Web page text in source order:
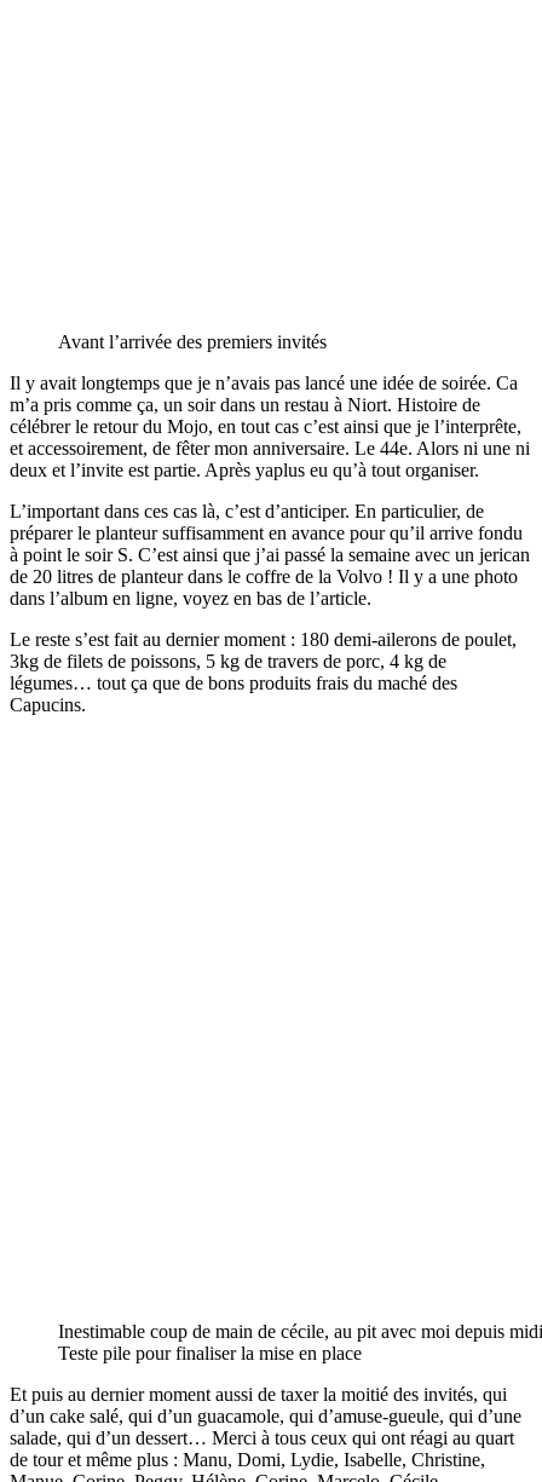
Avant l’arrivée des premiers invités
Il y avait longtemps que je n’avais pas lancé une idée de soirée. Ca
m’a pris comme ça, un soir dans un restau à Niort. Histoire de
célébrer le retour du Mojo, en tout cas c’est ainsi que je l’interprête,
et accessoirement, de fêter mon anniversaire. Le 44e. Alors ni une ni
deux et l’invite est partie. Après yaplus eu qu’à tout organiser.
L’important dans ces cas là, c’est d’anticiper. En particulier, de
préparer le planteur suffisamment en avance pour qu’il arrive fondu
à point le soir S. C’est ainsi que j’ai passé la semaine avec un jerican
de 20 litres de planteur dans le coffre de la Volvo ! Il y a une photo
dans l’album en ligne, voyez en bas de l’article.
Le reste s’est fait au dernier moment : 180 demi-ailerons de poulet,
3kg de filets de poissons, 5 kg de travers de porc, 4 kg de
légumes… tout ça que de bons produits frais du maché des
Capucins.
Inestimable coup de main de cécile, au pit avec moi depuis
Teste pile pour finaliser la mise en place
Et puis au dernier moment aussi de taxer la moitié des invités, qui
d’un cake salé, qui d’un guacamole, qui d’amuse-gueule, qui d’une
salade, qui d’un dessert… Merci à tous ceux qui ont réagi au quart
de tour et même plus : Manu, Domi, Lydie, Isabelle, Christine,